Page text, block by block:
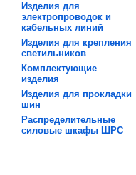
Изделия для
электропроводок и
кабельных линий
Изделия для крепления
светильников
Комплектующие
изделия
Изделия для прокладки
шин
Распределительные
силовые шкафы ШРC